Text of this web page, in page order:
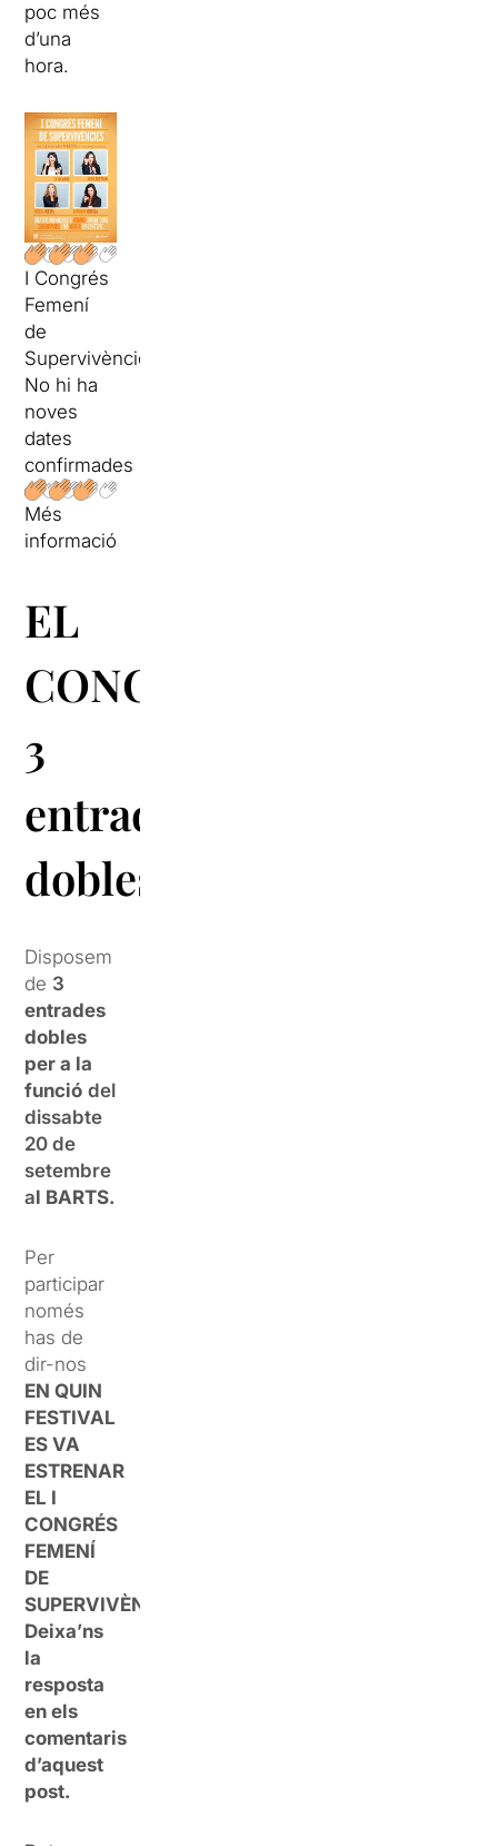
poc més
d’una
hora.
I Congrés
Femení
de
Supervivències
No hi ha
noves
dates
confirmades
Més
informació
EL
CONCURS:
3
entrades
dobles
Disposem
de 3
entrades
dobles
per a la
funció del
dissabte
20 de
setembre
al BARTS.
Per
participar
només
has de
dir-nos
EN QUIN
FESTIVAL
ES VA
ESTRENAR
EL I
CONGRÉS
FEMENÍ
DE
SUPERVIVÈNCIES?
Deixa’ns
la
resposta
en els
comentaris
d’aquest
post.